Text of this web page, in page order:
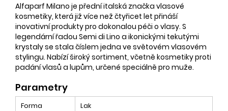
Alfaparf Milano je přední italská značka vlasové
kosmetiky, která již více než čtyřicet let přináší
inovativní produkty pro dokonalou péči o vlasy. S
legendární řadou Semi di Lino a ikonickými tekutými
krystaly se stala číslem jedna ve světovém vlasovém
stylingu. Nabízí široký sortiment, včetně kosmetiky proti
padání vlasů a lupům, určené speciálně pro muže.
Parametry
Forma
Lak